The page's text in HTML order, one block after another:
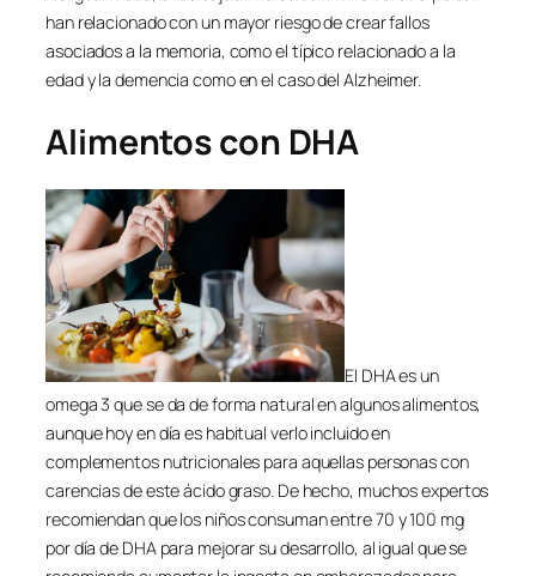
han relacionado con un mayor riesgo de crear fallos
asociados a la memoria, como el típico relacionado a la
edad y la demencia como en el caso del Alzheimer.
Alimentos con DHA
El DHA es un
omega 3 que se da de forma natural en algunos alimentos,
aunque hoy en día es habitual verlo incluido en
complementos nutricionales para aquellas personas con
carencias de este ácido graso. De hecho, muchos expertos
recomiendan que los niños consuman entre 70 y 100 mg
por día de DHA para mejorar su desarrollo, al igual que se